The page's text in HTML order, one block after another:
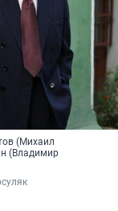
(Михаил
(Владимир